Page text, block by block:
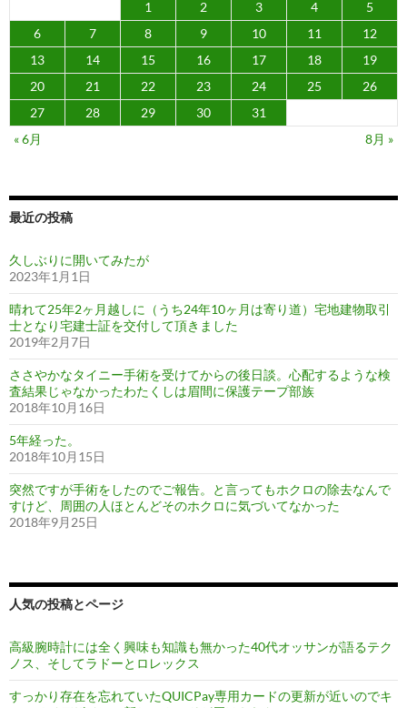
1
2 3 4
5
6
7 8 9 10 11
12
13
14 15 16 17 18
19
20
21 22 23 24 25
26
27
28 29 30
31
« 6月
8月 »
最近の投稿
久しぶりに開いてみたが
2023年1月1日
晴れて25年2ヶ月越しに（うち24年10ヶ月は寄り道）宅地建物取引
士となり宅建士証を交付して頂きました
2019年2月7日
ささやかなタイニー手術を受けてからの後日談。心配するような検
査結果じゃなかったわたくしは眉間に保護テープ部族
2018年10月16日
5年経った。
2018年10月15日
突然ですが手術をしたのでご報告。と言ってもホクロの除去なんで
すけど、周囲の人ほとんどそのホクロに気づいてなかった
2018年9月25日
人気の投稿とページ
高級腕時計には全く興味も知識も無かった40代オッサンが語るテク
ノス、そしてラドーとロレックス
すっかり存在を忘れていたQUICPay専用カードの更新が近いのでキ